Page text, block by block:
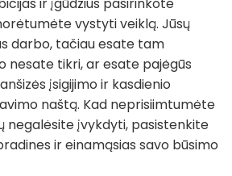
ir įgūdžius pasirinkote
vystyti veiklą. Jūsų
darbo, tačiau esate tam
nesate tikri, ar esate pajėgūs
įsigijimo ir kasdienio
naštą. Kad neprisiimtumėte
negalėsite įvykdyti, pasistenkite
ir einamąsias savo būsimo